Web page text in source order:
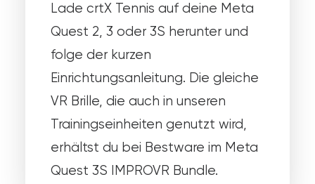
Lade crtX Tennis auf deine Meta
Quest 2, 3 oder 3S herunter und
folge der kurzen
Einrichtungsanleitung. Die gleiche
VR Brille, die auch in unseren
Trainingseinheiten genutzt wird,
erhältst du bei Bestware im Meta
Quest 3S IMPROVR Bundle.